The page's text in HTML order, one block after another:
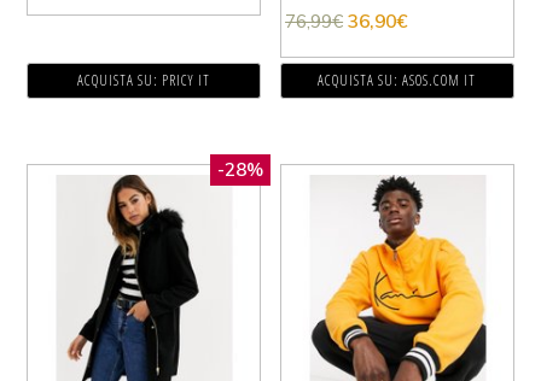
ACQUISTA SU: PRICY IT
76,99€ 36,90€
ACQUISTA SU: ASOS.COM IT
-28%